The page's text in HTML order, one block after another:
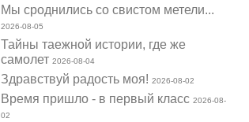
Мы сроднились со свистом метели...
2026-08-05
Тайны таежной истории, где же
самолет2026-08-04
Здравствуй радость моя!2026-08-02
Время пришло - в первый класс2026-08-
02